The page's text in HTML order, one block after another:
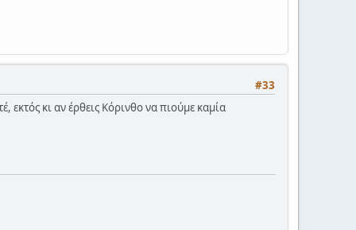
#33
εκτός κι αν έρθεις Κόρινθο να πιούμε καμία